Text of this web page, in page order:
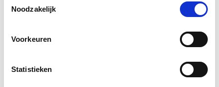
Noodzakelijk
Voorkeuren
Statistieken
Watersnood 1953
Jaarrekening - 2025.pdf